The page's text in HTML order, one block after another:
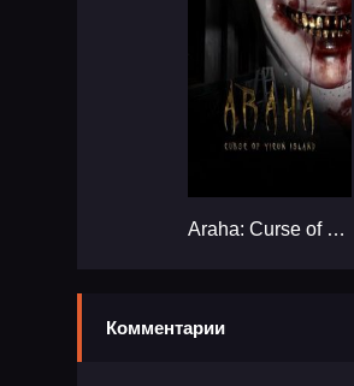
Araha: Curse of Yieun Island...
Комментарии